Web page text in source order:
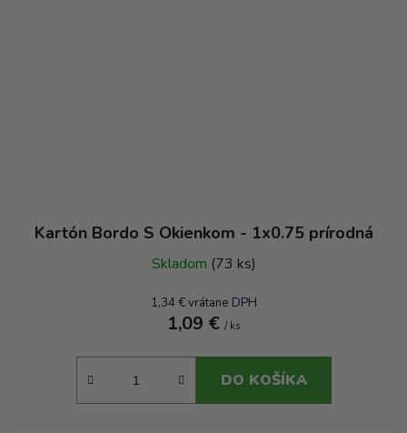
Kartón Bordo S Okienkom - 1x0.75 prírodná
Skladom (73 ks)
1,34 € vrátane DPH
1,09 € / ks
DO KOŠÍKA